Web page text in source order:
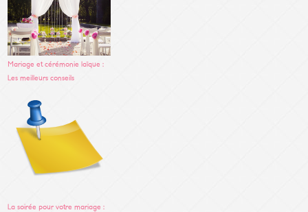
Mariage et cérémonie laïque :
Les meilleurs conseils
La soirée pour votre mariage :